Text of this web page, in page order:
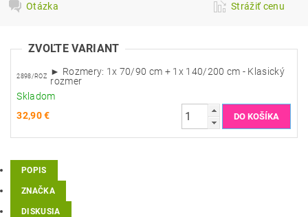
Otázka Strážiť cenu
ZVOĽTE VARIANT
2898/ROZ
► Rozmery: 1x 70/90 cm + 1x 140/200 cm - Klasický
rozmer
Skladom
32,90 €
POPIS
ZNAČKA
DISKUSIA